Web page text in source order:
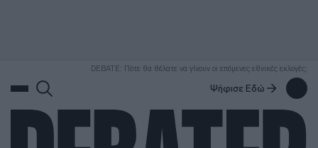
DEBATE: Πότε θα θέλατε να γίνουν οι επόμενες εθνικές εκλογές;
Ψήφισε Εδώ